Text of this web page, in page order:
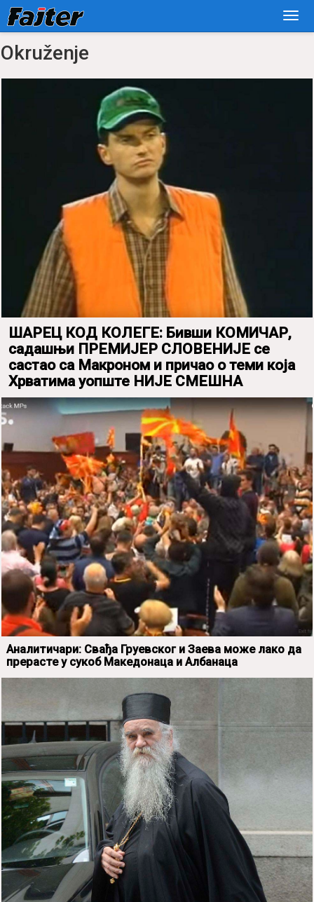
Okruženje
ШАРЕЦ КОД КОЛЕГЕ: Бивши КОМИЧАР,
садашњи ПРЕМИЈЕР СЛОВЕНИЈЕ се
састао са Макроном и причао о теми која
Хрватима уопште НИЈЕ СМЕШНА
Аналитичари: Свађа Груевског и Заева може лако да
прерасте у сукоб Македонаца и Албанаца